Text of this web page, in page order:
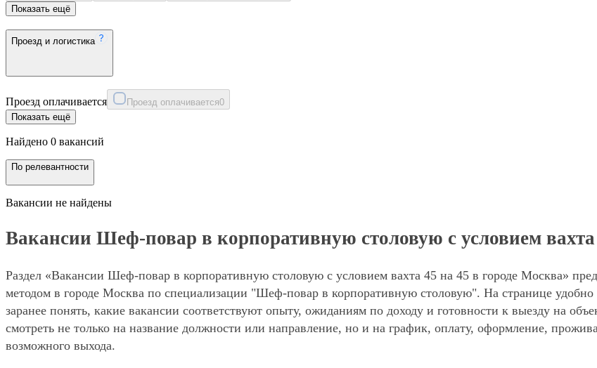
Показать ещё
Проезд и логистика
Проезд оплачивается Проезд оплачивается0
Показать ещё
Найдено 0 вакансий
По релевантности
Вакансии не найдены
Вакансии Шеф-повар в корпоративную столовую с условием
Раздел «Вакансии Шеф-повар в корпоративную столовую с условием вахта 45 на 45 в городе Москва»
методом в городе Москва по специализации "Шеф-повар в корпоративную столовую". На странице
заранее понять, какие вакансии соответствуют опыту, ожиданиям по доходу и готовности к выезду на
смотреть не только на название должности или направление, но и на график, оплату, оформление,
возможного выхода.